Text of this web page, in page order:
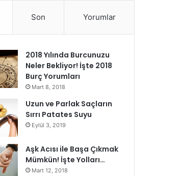
Son Yorumlar
2018 Yılında Burcunuzu
Neler Bekliyor! İşte 2018
Burç Yorumları
Mart 8, 2018
Uzun ve Parlak Saçların
Sırrı Patates Suyu
Eylül 3, 2019
Aşk Acısı ile Başa Çıkmak
Mümkün! İşte Yolları…
Mart 12, 2018